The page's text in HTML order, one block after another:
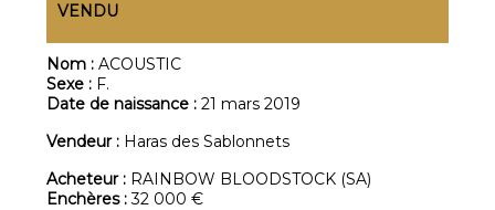
VENDU
Nom :ACOUSTIC
Sexe : F.
Date de naissance :21 mars 2019
Vendeur : Haras des Sablonnets
Acheteur : RAINBOW BLOODSTOCK (SA)
Enchères :32 000 €